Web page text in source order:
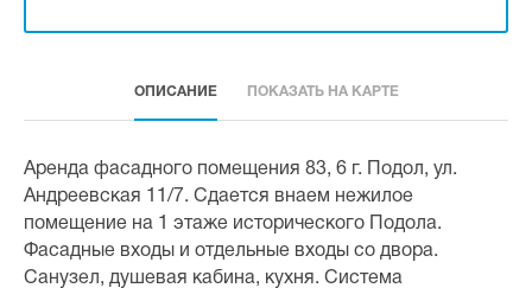
ОПИСАНИЕ ПОКАЗАТЬ НА КАРТЕ
Аренда фасадного помещения 83, 6 г. Подол, ул.
Андреевская 11/7. Сдается внаем нежилое
помещение на 1 этаже исторического Подола.
Фасадные входы и отдельные входы со двора.
Санузел, душевая кабина, кухня. Система